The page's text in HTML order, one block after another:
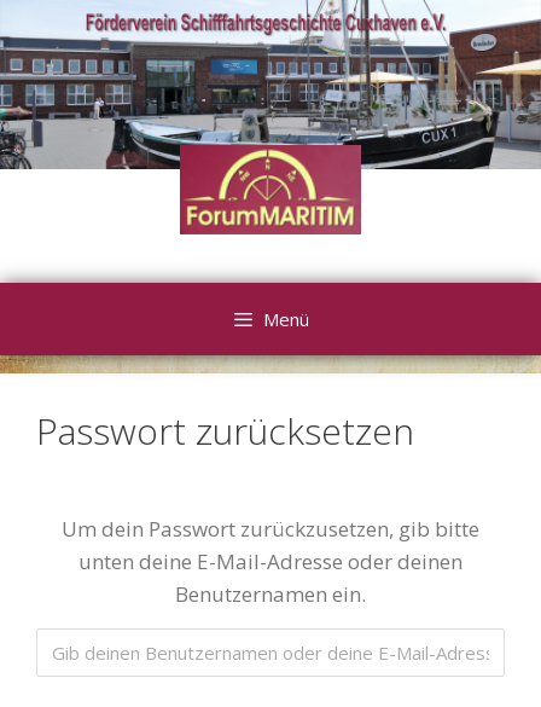
Inhalt
springen
Menü
Passwort zurücksetzen
Um dein Passwort zurückzusetzen, gib bitte
unten deine E-Mail-Adresse oder deinen
Benutzernamen ein.